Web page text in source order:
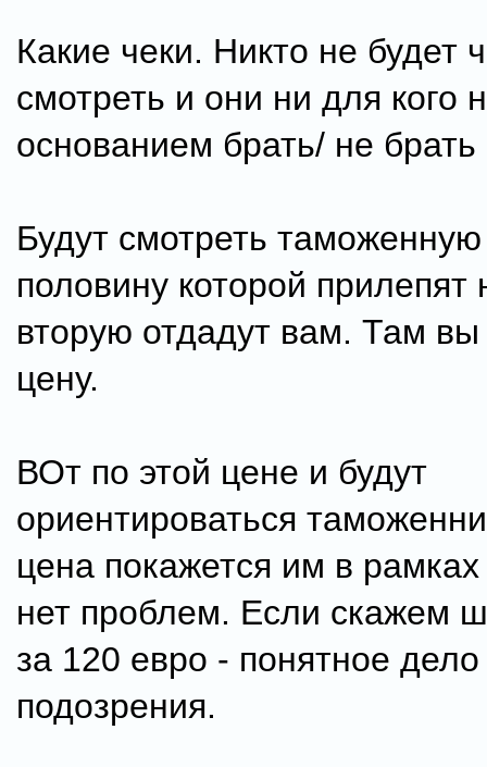
Какие чеки. Никто не будет
смотреть и они ни для кого
основанием брать/ не
Будут смотреть
половину которой прилепят
вторую отдадут вам. Там вы
цену.
ВОт по этой цене и будут
ориентироваться
цена покажется им в
нет проблем. Если скажем
за 120 евро - понятное дело
подозрения.